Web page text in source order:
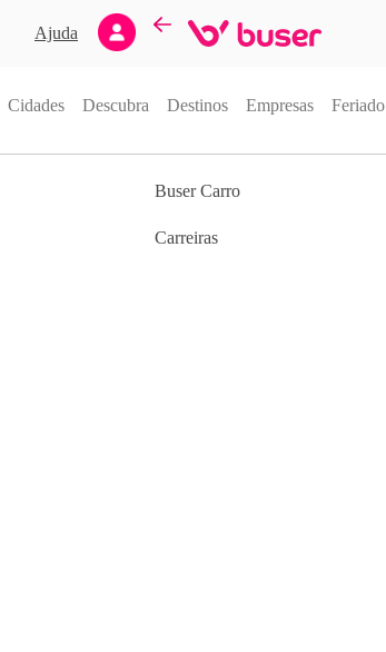
Ajuda
Cidades Descubra Destinos Empresas Feriado
Buser Carro
Carreiras